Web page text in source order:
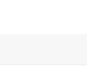
Sondre Moen